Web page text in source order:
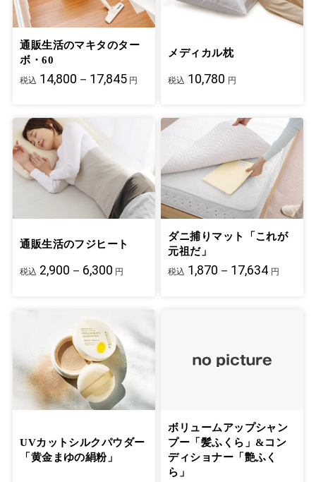
通販生活のマキタのター
ボ・60
税込 14,800－17,845 円
メディカル枕
税込 10,780 円
通販生活のフジヒート
税込 2,900－6,300 円
ダニ捕りマット「これが
元祖だ」
税込 1,870－17,634 円
UVカットシルクパウダー
「黄金まゆの絹粉」
ボリュームアップシャン
プー「髪ふくら」&コン
ディショナー「艶ふく
ら」